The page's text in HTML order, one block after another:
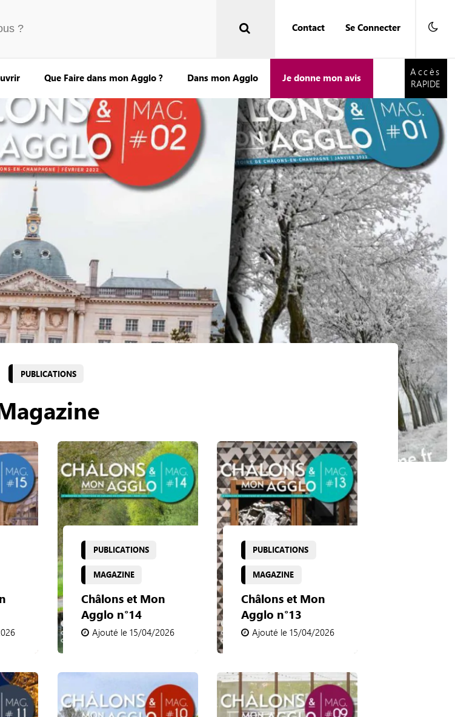
Contact Se Connecter
Accès
Que Faire dans mon Agglo ? Dans mon Agglo Je donne mon avis
Accès
RAPIDE
PUBLICATIONS
PUBLICATIONS
MAGAZINE
Châlons et Mon
Agglo n°14
Ajouté le 15/04/2026
PUBLICATIONS
MAGAZINE
Châlons et Mon
Agglo n°13
Ajouté le 15/04/2026